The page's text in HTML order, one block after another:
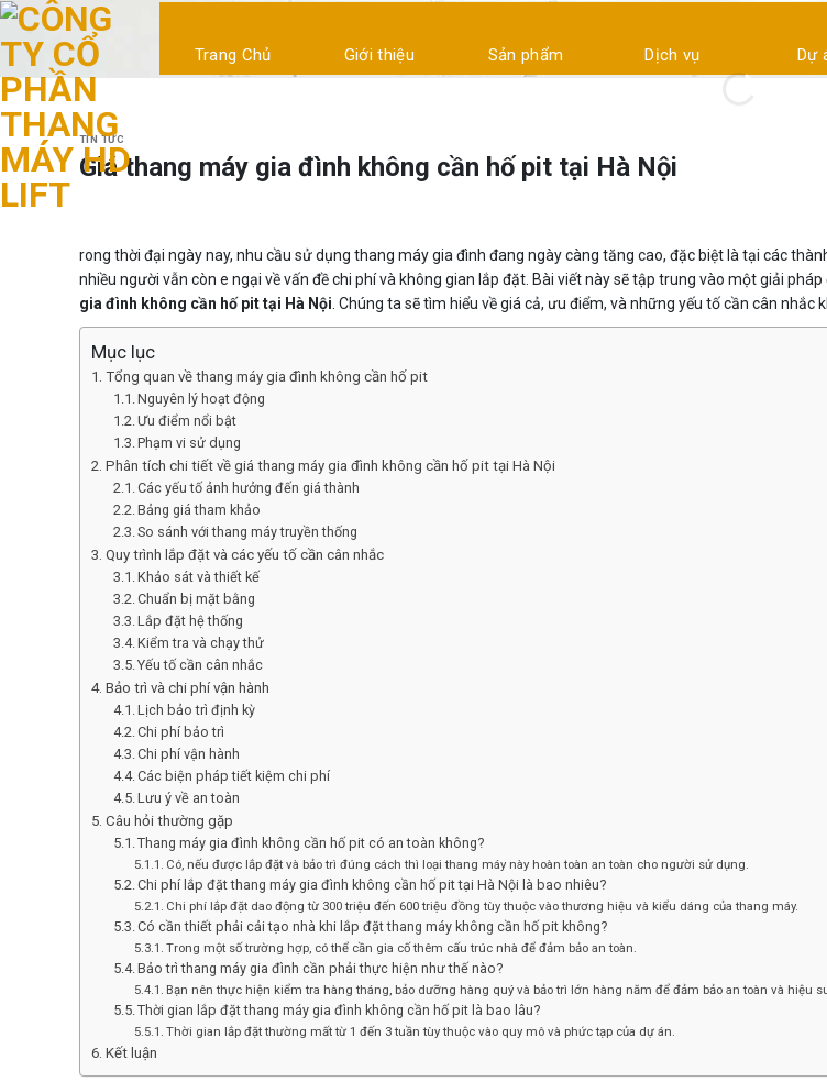
Skip
content
Trang Chủ Giới thiệu Sản phẩm Dịch vụ Dự
TIN TỨC
Giá thang máy gia đình không cần hố pit tại Hà Nội
rong thời đại ngày nay, nhu cầu sử dụng thang máy gia đình đang ngày càng tăng cao, đặc biệt là tại các
nhiều người vẫn còn e ngại về vấn đề chi phí và không gian lắp đặt. Bài viết này sẽ tập trung vào một giải
gia đình không cần hố pit tại Hà Nội . Chúng ta sẽ tìm hiểu về giá cả, ưu điểm, và những yếu tố cần cân nhắc
Mục lục
Tổng quan về thang máy gia đình không cần hố pit
Nguyên lý hoạt động
Ưu điểm nổi bật
Phạm vi sử dụng
Phân tích chi tiết về giá thang máy gia đình không cần hố pit tại Hà Nội
Các yếu tố ảnh hưởng đến giá thành
Bảng giá tham khảo
So sánh với thang máy truyền thống
Quy trình lắp đặt và các yếu tố cần cân nhắc
Khảo sát và thiết kế
Chuẩn bị mặt bằng
Lắp đặt hệ thống
Kiểm tra và chạy thử
Yếu tố cần cân nhắc
Bảo trì và chi phí vận hành
Lịch bảo trì định kỳ
Chi phí bảo trì
Chi phí vận hành
Các biện pháp tiết kiệm chi phí
Lưu ý về an toàn
Câu hỏi thường gặp
Thang máy gia đình không cần hố pit có an toàn không?
Có, nếu được lắp đặt và bảo trì đúng cách thì loại thang máy này hoàn toàn an toàn cho người sử dụng.
Chi phí lắp đặt thang máy gia đình không cần hố pit tại Hà Nội là bao nhiêu?
Chi phí lắp đặt dao động từ 300 triệu đến 600 triệu đồng tùy thuộc vào thương hiệu và kiểu dáng của thang máy.
Có cần thiết phải cải tạo nhà khi lắp đặt thang máy không cần hố pit không?
Trong một số trường hợp, có thể cần gia cố thêm cấu trúc nhà để đảm bảo an toàn.
Bảo trì thang máy gia đình cần phải thực hiện như thế nào?
Bạn nên thực hiện kiểm tra hàng tháng, bảo dưỡng hàng quý và bảo trì lớn hàng năm để đảm bảo an toàn và hiệu
Thời gian lắp đặt thang máy gia đình không cần hố pit là bao lâu?
Thời gian lắp đặt thường mất từ 1 đến 3 tuần tùy thuộc vào quy mô và phức tạp của dự án.
Kết luận